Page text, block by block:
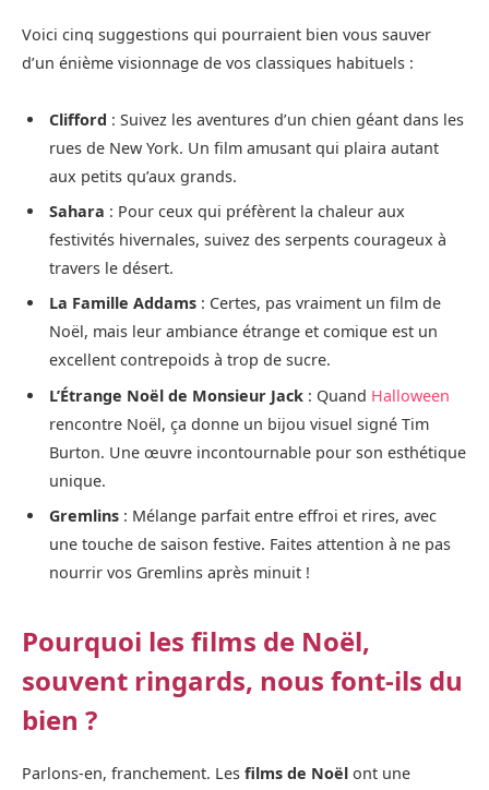
Voici cinq suggestions qui pourraient bien vous sauver
d’un énième visionnage de vos classiques habituels :
Clifford : Suivez les aventures d’un chien géant dans les
rues de New York. Un film amusant qui plaira autant
aux petits qu’aux grands.
Sahara : Pour ceux qui préfèrent la chaleur aux
festivités hivernales, suivez des serpents courageux à
travers le désert.
La Famille Addams : Certes, pas vraiment un film de
Noël, mais leur ambiance étrange et comique est un
excellent contrepoids à trop de sucre.
L’Étrange Noël de Monsieur Jack : Quand Halloween
rencontre Noël, ça donne un bijou visuel signé Tim
Burton. Une œuvre incontournable pour son esthétique
unique.
Gremlins : Mélange parfait entre effroi et rires, avec
une touche de saison festive. Faites attention à ne pas
nourrir vos Gremlins après minuit !
Pourquoi les films de Noël,
souvent ringards, nous font-ils du
bien ?
Parlons-en, franchement. Les films de Noël ont une